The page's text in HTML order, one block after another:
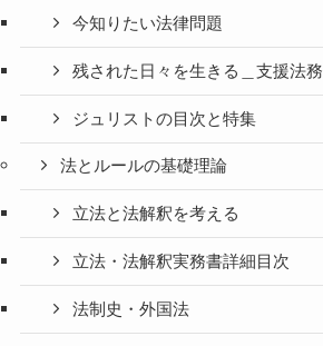
今知りたい法律問題
残された日々を生きる＿支援法務
ジュリストの目次と特集
法とルールの基礎理論
立法と法解釈を考える
立法・法解釈実務書詳細目次
法制史・外国法